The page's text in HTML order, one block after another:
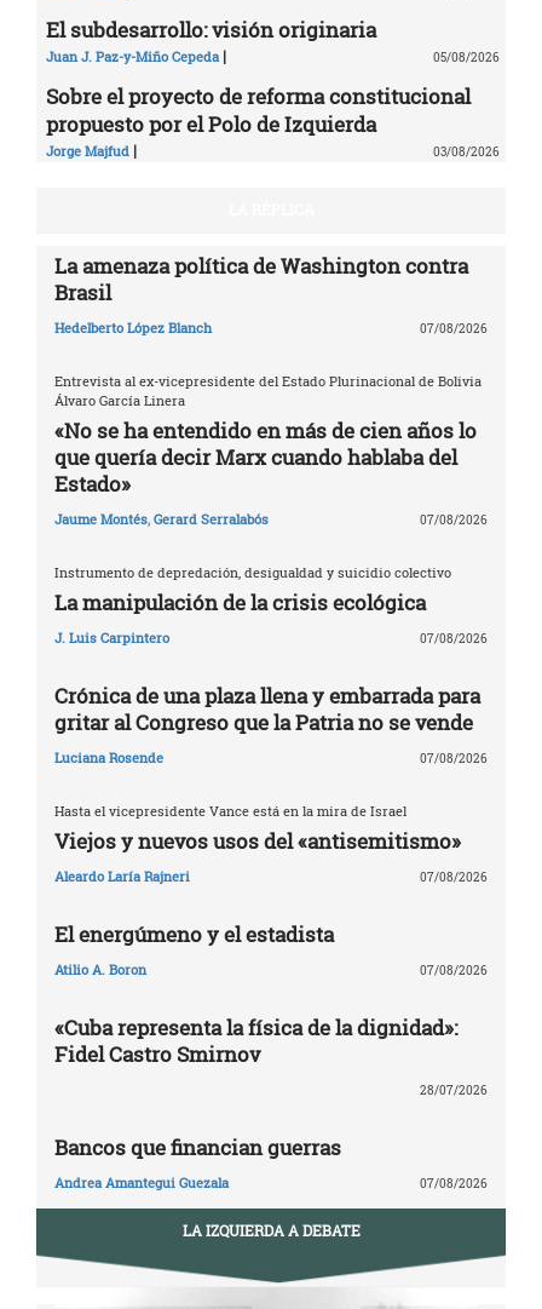
El subdesarrollo: visión originaria
Juan J. Paz-y-Miño Cepeda | 05/08/2026
Sobre el proyecto de reforma constitucional
propuesto por el Polo de Izquierda
Jorge Majfud | 03/08/2026
La amenaza política de Washington contra
Brasil
Hedelberto López Blanch 07/08/2026
Entrevista al ex-vicepresidente del Estado Plurinacional de Bolivia
Álvaro García Linera
«No se ha entendido en más de cien años lo
que quería decir Marx cuando hablaba del
Estado»
Jaume Montés, Gerard Serralabós 07/08/2026
Instrumento de depredación, desigualdad y suicidio colectivo
La manipulación de la crisis ecológica
J. Luis Carpintero 07/08/2026
Crónica de una plaza llena y embarrada para
gritar al Congreso que la Patria no se vende
Luciana Rosende 07/08/2026
Hasta el vicepresidente Vance está en la mira de Israel
Viejos y nuevos usos del «antisemitismo»
Aleardo Laría Rajneri 07/08/2026
El energúmeno y el estadista
Atilio A. Boron 07/08/2026
«Cuba representa la física de la dignidad»:
Fidel Castro Smirnov
28/07/2026
Bancos que financian guerras
Andrea Amantegui Guezala 07/08/2026
LA IZQUIERDA A DEBATE